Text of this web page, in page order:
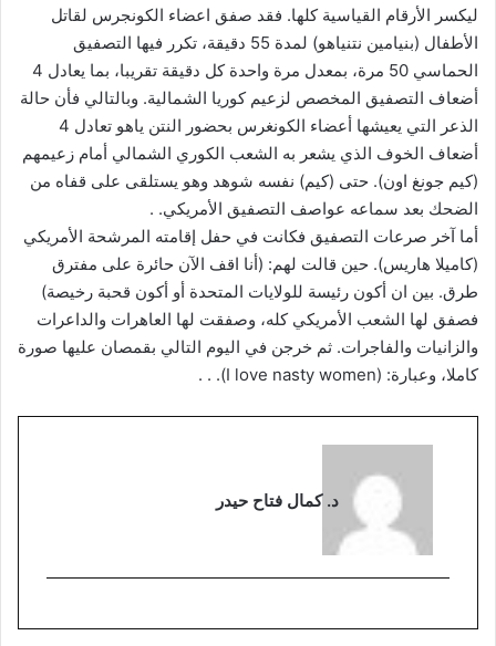
ليكسر الأرقام القياسية كلها. فقد صفق اعضاء الكونجرس لقاتل
الأطفال (بنيامين نتنياهو) لمدة 55 دقيقة، تكرر فيها التصفيق
الحماسي 50 مرة، بمعدل مرة واحدة كل دقيقة تقريبا، بما يعادل 4
أضعاف التصفيق المخصص لزعيم كوريا الشمالية. وبالتالي فأن حالة
الذعر التي يعيشها أعضاء الكونغرس بحضور النتن ياهو تعادل 4
أضعاف الخوف الذي يشعر به الشعب الكوري الشمالي أمام زعيمهم
(کيم جونغ اون). حتى (كيم) نفسه شوهد وهو يستلقى على قفاه من
الضحك بعد سماعه عواصف التصفيق الأمريكي. .
أما آخر صرعات التصفيق فكانت في حفل إقامته المرشحة الأمريكي
(كاميلا هاريس). حين قالت لهم: (أنا اقف الآن حائرة على مفترق
طرق. بين ان أكون رئيسة للولايات المتحدة أو أكون قحبة رخيصة)
فصفق لها الشعب الأمريكي كله، وصفقت لها العاهرات والداعرات
والزانيات والفاجرات. ثم خرجن في اليوم التالي بقمصان عليها صورة
كاملا، وعبارة: (I love nasty women). . .
د. كمال فتاح حيدر